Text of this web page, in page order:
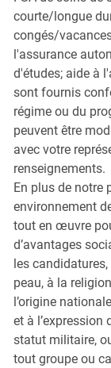
courte/longue
congés/
l'assurance
d'études; aide à
sont fournis
régime ou du
peuvent être
avec votre
renseignements.
En plus de notre
environnement
tout en œuvre
d’avantages
les
peau, à la
l’origine
et à l’expression
statut militaire,
tout groupe ou